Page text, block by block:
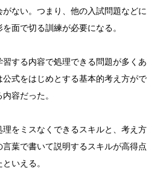
ない。つまり、他の入試問題などに
面で切る訓練が必要になる。
する内容で処理できる問題が多くあ
公式をはじめとする基本的考え方がで
容だった。
をミスなくできるスキルと、考え方
葉で書いて説明するスキルが高得点
いえる。